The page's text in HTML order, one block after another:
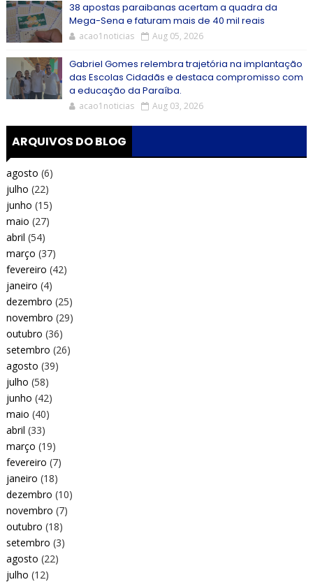
38 apostas paraibanas acertam a quadra da
Mega-Sena e faturam mais de 40 mil reais
acao1noticias Aug 05, 2026
Gabriel Gomes relembra trajetória na implantação
das Escolas Cidadãs e destaca compromisso com
a educação da Paraíba.
acao1noticias Aug 03, 2026
ARQUIVOS DO BLOG
agosto (6)
julho (22)
junho (15)
maio (27)
abril (54)
março (37)
fevereiro (42)
janeiro (4)
dezembro (25)
novembro (29)
outubro (36)
setembro (26)
agosto (39)
julho (58)
junho (42)
maio (40)
abril (33)
março (19)
fevereiro (7)
janeiro (18)
dezembro (10)
novembro (7)
outubro (18)
setembro (3)
agosto (22)
julho (12)